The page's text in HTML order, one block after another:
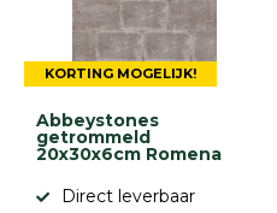
KORTING MOGELIJK!
Abbeystones
getrommeld
20x30x6cm Romena
Direct leverbaar